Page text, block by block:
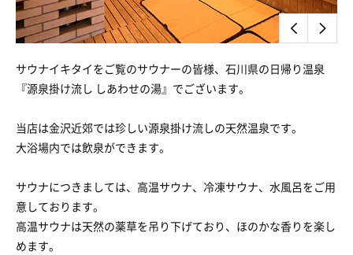
サウナイキタイをご覧のサウナーの皆様、石川県の日帰り温泉
『源泉掛け流し しあわせの湯』でございます。
当店は金沢近郊では珍しい源泉掛け流しの天然温泉です。
大浴場内では飲泉ができます。
サウナにつきましては、高温サウナ、冷凍サウナ、水風呂をご用
意しております。
高温サウナは天然の薬草を吊り下げており、ほのかな香りを楽し
めます。